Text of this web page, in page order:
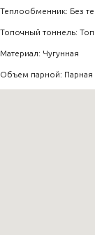
Теплообменник: Без
Топочный тоннель:
Материал: Чугунная
Объем парной: Парная